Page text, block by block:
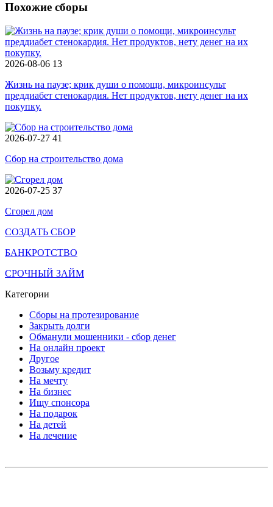
Похожие сборы
2026-08-06 13
Жизнь на паузе; крик души о помощи, микроинсульт
преддиабет стенокардия. Нет продуктов, нету денег на их
покупку.
2026-07-27 41
Сбор на строительство дома
2026-07-25 37
Сгорел дом
СОЗДАТЬ СБОР
БАНКРОТСТВО
СРОЧНЫЙ ЗАЙМ
Категории
Сборы на протезирование
Закрыть долги
Обманули мошенники - сбор денег
На онлайн проект
Другое
Возьму кредит
На мечту
На бизнес
Ищу спонсора
На подарок
На детей
На лечение